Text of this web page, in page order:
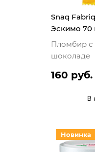
Snaq
Эскимо 70
Пломбир с
шоколаде
160 руб.
В
Новинка